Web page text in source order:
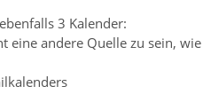
3 Kalender:
eine andere Quelle zu sein,